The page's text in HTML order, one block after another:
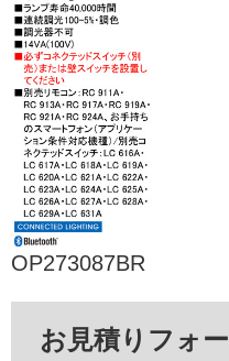
OP273087BR
お見積りフォ